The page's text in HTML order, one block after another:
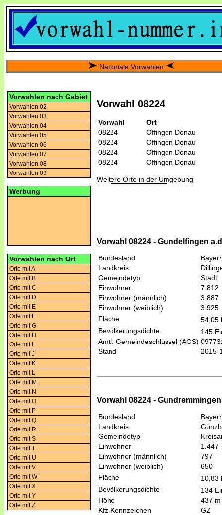
Nationale Vorwahlen
Vorwahlen nach Gebiet
Vorwahlen 02
Vorwahlen 03
Vorwahlen 04
Vorwahlen 05
Vorwahlen 06
Vorwahlen 07
Vorwahlen 08
Vorwahlen 09
Werbung
Vorwahlen nach Ort
Orte mit A
Orte mit B
Orte mit C
Orte mit D
Orte mit E
Orte mit F
Orte mit G
Orte mit H
Orte mit I
Orte mit J
Orte mit K
Orte mit L
Orte mit M
Orte mit N
Orte mit O
Orte mit P
Orte mit Q
Orte mit R
Orte mit S
Orte mit T
Orte mit U
Orte mit V
Orte mit W
Orte mit X
Orte mit Y
Orte mit Z
Vorwahl 08224
Vorwahl
Ort
08224
Offingen Donau
08224
Offingen Donau
08224
Offingen Donau
08224
Offingen Donau
Weitere Orte in der Umgebung
Vorwahl 08224 - Gundelfingen
Bundesland
Landkreis
Gemeindetyp
Stadt
Einwohner
7.812
Einwohner (männlich)
3.887
Einwohner (weiblich)
3.925
Fläche
54,05
Bevölkerungsdichte
145
Amtl. Gemeindeschlüssel (AGS)
Stand
2015-
Vorwahl 08224 -
Bundesland
Landkreis
Gemeindetyp
Einwohner
1.447
Einwohner (männlich)
797
Einwohner (weiblich)
650
Fläche
10,83
Bevölkerungsdichte
134
Höhe
437 m
Kfz-Kennzeichen
GZ